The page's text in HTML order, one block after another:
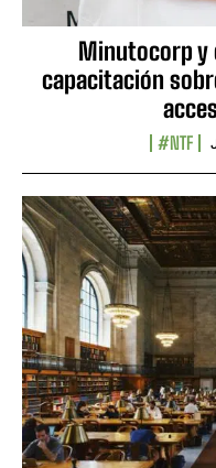
Minutocorp y
capacitación
#NTF